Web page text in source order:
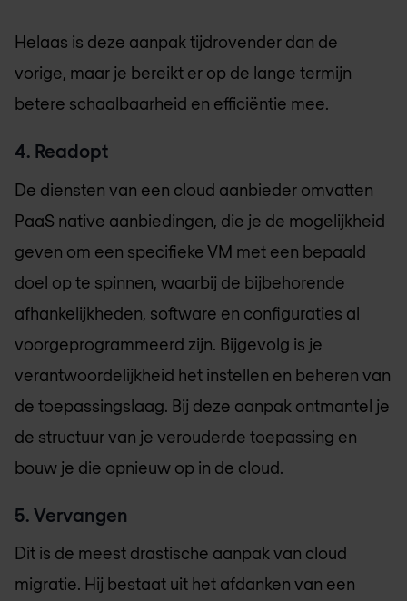
Helaas is deze aanpak tijdrovender dan de
vorige, maar je bereikt er op de lange termijn
betere schaalbaarheid en efficiëntie mee.
4. Readopt
De diensten van een cloud aanbieder omvatten
PaaS native aanbiedingen, die je de mogelijkheid
geven om een specifieke VM met een bepaald
doel op te spinnen, waarbij de bijbehorende
afhankelijkheden, software en configuraties al
voorgeprogrammeerd zijn. Bijgevolg is je
verantwoordelijkheid het instellen en beheren van
de toepassingslaag. Bij deze aanpak ontmantel je
de structuur van je verouderde toepassing en
bouw je die opnieuw op in de cloud.
5. Vervangen
Dit is de meest drastische aanpak van cloud
migratie. Hij bestaat uit het afdanken van een